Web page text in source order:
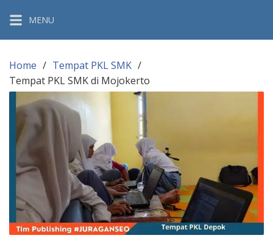
content
MENU
Home
Tempat PKL SMK
Tempat PKL SMK di Mojokerto